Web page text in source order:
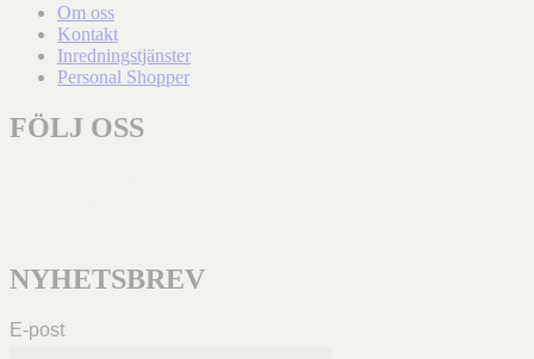
Om oss
Kontakt
Inredningstjänster
Personal Shopper
FÖLJ OSS
NYHETSBREV
E-post